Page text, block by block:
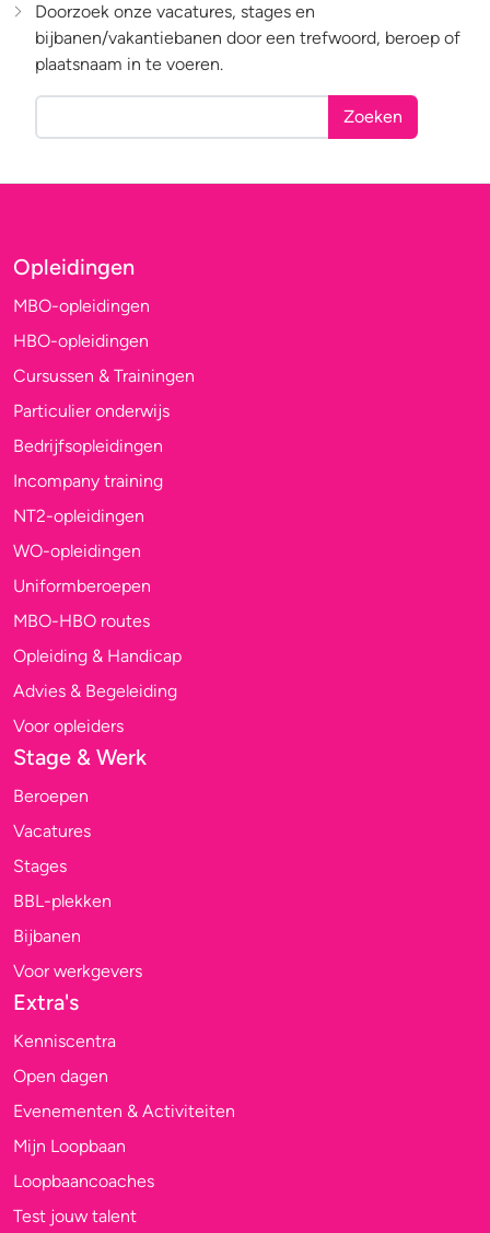
Doorzoek onze vacatures, stages en
bijbanen/vakantiebanen door een trefwoord, beroep of
plaatsnaam in te voeren.
Zoeken
Opleidingen
MBO-opleidingen
HBO-opleidingen
Cursussen & Trainingen
Particulier onderwijs
Bedrijfsopleidingen
Incompany training
NT2-opleidingen
WO-opleidingen
Uniformberoepen
MBO-HBO routes
Opleiding & Handicap
Advies & Begeleiding
Voor opleiders
Stage & Werk
Beroepen
Vacatures
Stages
BBL-plekken
Bijbanen
Voor werkgevers
Extra's
Kenniscentra
Open dagen
Evenementen & Activiteiten
Mijn Loopbaan
Loopbaancoaches
Test jouw talent